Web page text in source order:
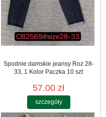
Spodnie damskie jeansy Roz 28-
33, 1 Kolor Paczka 10 szt
57.00 zł
szczegóły